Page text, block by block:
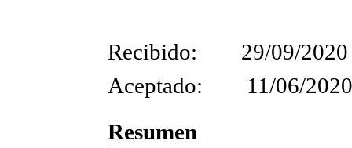
Recibido: 29/09/2020
Aceptado: 11/06/
Resumen